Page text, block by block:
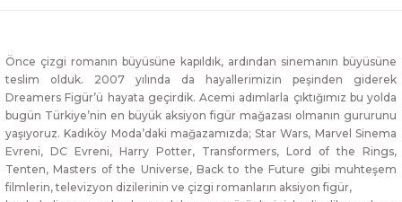
Önce çizgi romanın büyüsüne kapıldık, ardından sinemanın büyüsüne
teslim olduk. 2007 yılında da hayallerimizin peşinden giderek
Dreamers Figür’ü hayata geçirdik. Acemi adımlarla çıktığımız bu yolda
bugün Türkiye’nin en büyük aksiyon figür mağazası olmanın gururunu
yaşıyoruz. Kadıköy Moda’daki mağazamızda; Star Wars, Marvel Sinema
Evreni, DC Evreni, Harry Potter, Transformers, Lord of the Rings,
Tenten, Masters of the Universe, Back to the Future gibi muhteşem
filmlerin, televizyon dizilerinin ve çizgi romanların aksiyon figür,